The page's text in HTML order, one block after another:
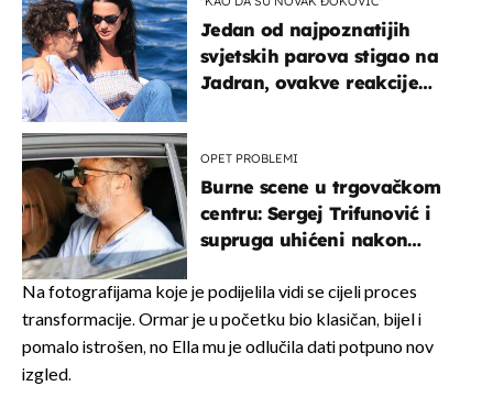
Jedan od najpoznatijih
svjetskih parova stigao na
Jadran, ovakve reakcije
OPET PROBLEMI
Burne scene u trgovačkom
centru: Sergej Trifunović i
supruga uhićeni nakon
Na fotografijama koje je podijelila vidi se cijeli proces
transformacije. Ormar je u početku bio klasičan, bijel i
pomalo istrošen, no Ella mu je odlučila dati potpuno nov
izgled.